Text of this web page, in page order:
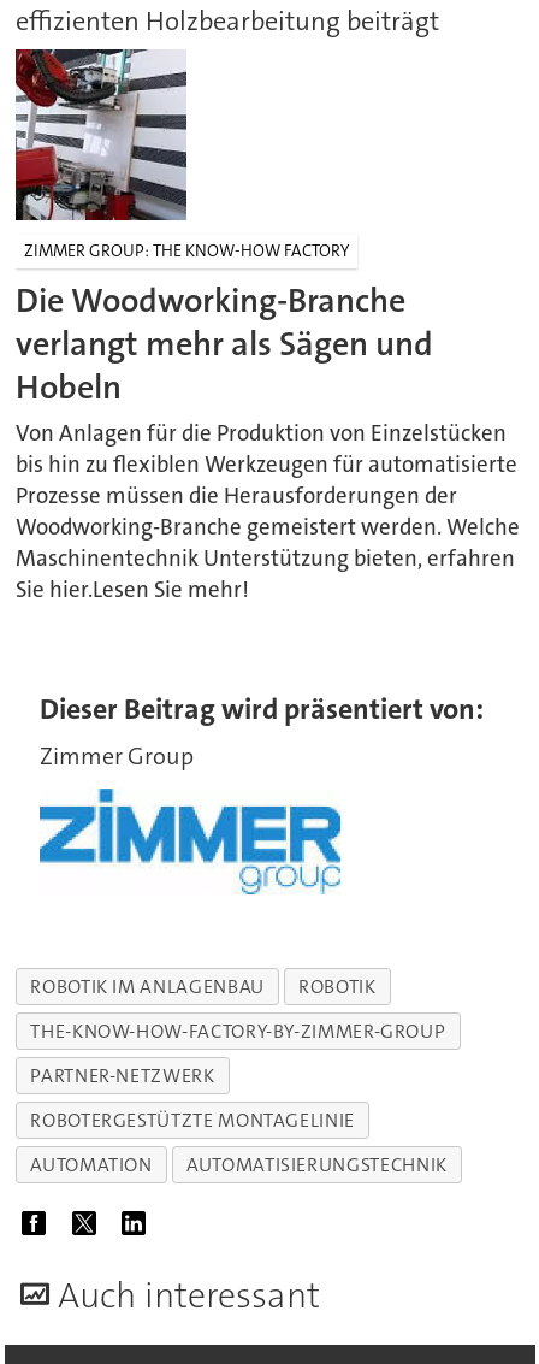
effizienten Holzbearbeitung beiträgt
ZIMMER GROUP: THE KNOW-HOW FACTORY
Die Woodworking-Branche
verlangt mehr als Sägen und
Hobeln
Von Anlagen für die Produktion von Einzelstücken
bis hin zu flexiblen Werkzeugen für automatisierte
Prozesse müssen die Herausforderungen der
Woodworking-Branche gemeistert werden. Welche
Maschinentechnik Unterstützung bieten, erfahren
Sie hier.Lesen Sie mehr!
Dieser Beitrag wird präsentiert von:
Zimmer Group
ROBOTIK IM ANLAGENBAU
ROBOTIK
THE-KNOW-HOW-FACTORY-BY-ZIMMER-GROUP
PARTNER-NETZWERK
ROBOTERGESTÜTZTE MONTAGELINIE
AUTOMATION
AUTOMATISIERUNGSTECHNIK
Auch interessant